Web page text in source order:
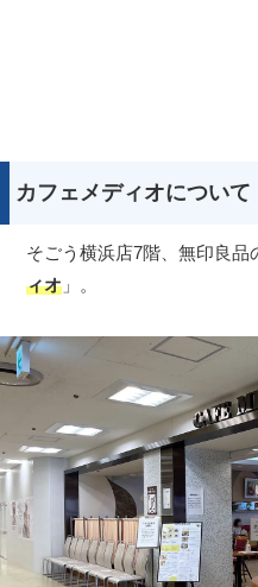
カフェメディオについて
そごう横浜店7階、無印良品
ィオ 」。